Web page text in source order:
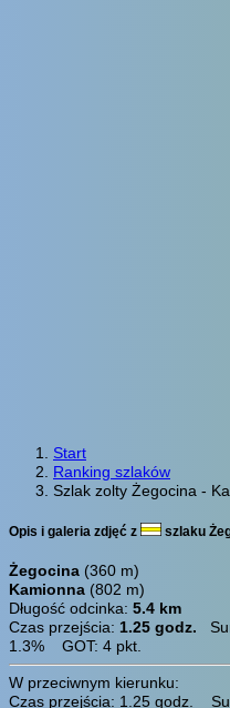
Start
Ranking szlaków
Szlak zolty Żegocina -
Opis i galeria zdjęć z szlaku
Żegocina (360 m)
Kamionna (802 m)
Długość odcinka: 5.4 km
Czas przejścia: 1.25 godz.
1.3% GOT: 4 pkt.
W przeciwnym kierunku:
Czas przejścia: 1.25 godz.